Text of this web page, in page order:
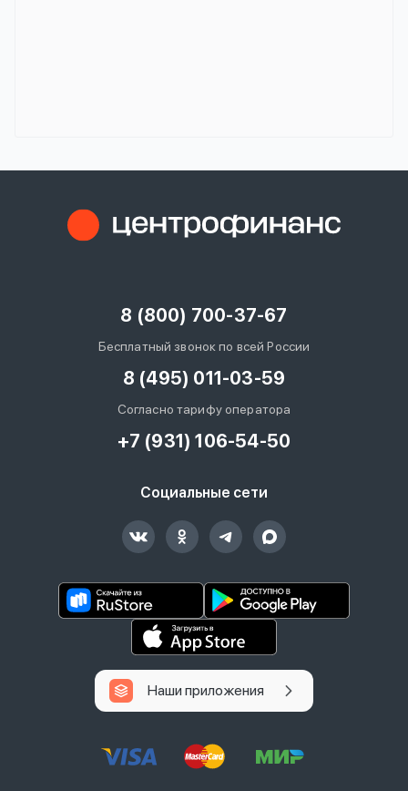
8 (800) 700-37-67
Бесплатный звонок по всей России
8 (495) 011-03-59
Согласно тарифу оператора
+7 (931) 106-54-50
Социальные сети
Наши приложения